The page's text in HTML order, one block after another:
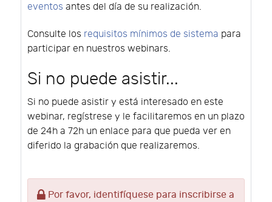
eventos antes del día de su realización.
Consulte los requisitos mínimos de sistema para
participar en nuestros webinars.
Si no puede asistir...
Si no puede asistir y está interesado en este
webinar, regístrese y le facilitaremos en un plazo
de 24h a 72h un enlace para que pueda ver en
diferido la grabación que realizaremos.
Por favor, identifíquese para inscribirse a